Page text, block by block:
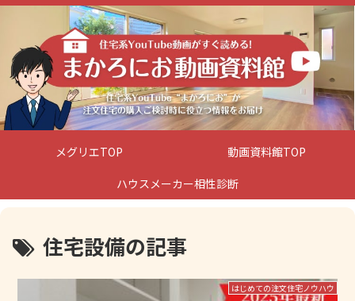
メグリエTOP
動画資料館TOP
ハウスメーカー相性診断
住宅設備の記事
はじめての注文住宅ノウハウ